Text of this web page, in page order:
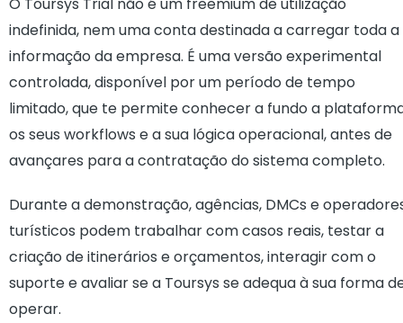
indefinida, nem uma conta destinada a carregar toda a
informação da empresa. É uma versão experimental
controlada, disponível por um período de tempo
limitado, que te permite conhecer a fundo a
os seus workflows e a sua lógica operacional, antes de
avançares para a contratação do sistema completo.
Durante a demonstração, agências, DMCs e
turísticos podem trabalhar com casos reais, testar a
criação de itinerários e orçamentos, interagir com o
suporte e avaliar se a Toursys se adequa à sua forma
operar.